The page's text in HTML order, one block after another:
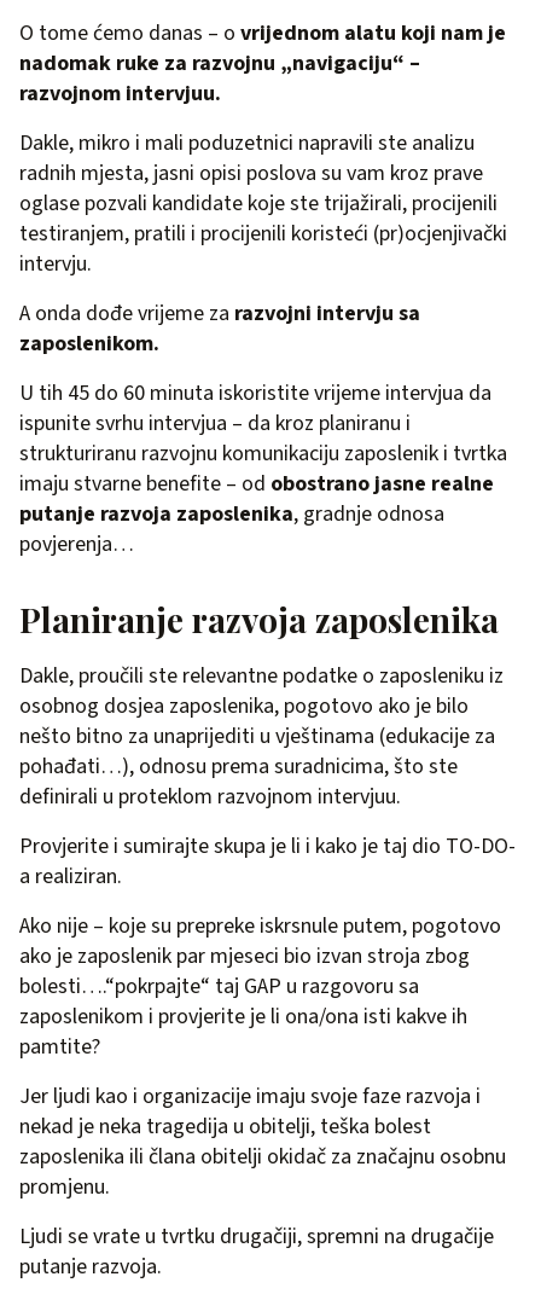
O tome ćemo danas – o vrijednom alatu koji nam je
nadomak ruke za razvojnu „navigaciju“ –
razvojnom intervjuu.
Dakle, mikro i mali poduzetnici napravili ste analizu
radnih mjesta, jasni opisi poslova su vam kroz prave
oglase pozvali kandidate koje ste trijažirali, procijenili
testiranjem, pratili i procijenili koristeći (pr)ocjenjivački
intervju.
A onda dođe vrijeme za razvojni intervju sa
zaposlenikom.
U tih 45 do 60 minuta iskoristite vrijeme intervjua da
ispunite svrhu intervjua – da kroz planiranu i
strukturiranu razvojnu komunikaciju zaposlenik i tvrtka
imaju stvarne benefite – od obostrano jasne realne
putanje razvoja zaposlenika, gradnje odnosa
povjerenja…
Planiranje razvoja zaposlenika
Dakle, proučili ste relevantne podatke o zaposleniku iz
osobnog dosjea zaposlenika, pogotovo ako je bilo
nešto bitno za unaprijediti u vještinama (edukacije za
pohađati…), odnosu prema suradnicima, što ste
definirali u proteklom razvojnom intervjuu.
Provjerite i sumirajte skupa je li i kako je taj dio TO-DO-
a realiziran.
Ako nije – koje su prepreke iskrsnule putem, pogotovo
ako je zaposlenik par mjeseci bio izvan stroja zbog
bolesti….“pokrpajte“ taj GAP u razgovoru sa
zaposlenikom i provjerite je li ona/ona isti kakve ih
pamtite?
Jer ljudi kao i organizacije imaju svoje faze razvoja i
nekad je neka tragedija u obitelji, teška bolest
zaposlenika ili člana obitelji okidač za značajnu osobnu
promjenu.
Ljudi se vrate u tvrtku drugačiji, spremni na drugačije
putanje razvoja.